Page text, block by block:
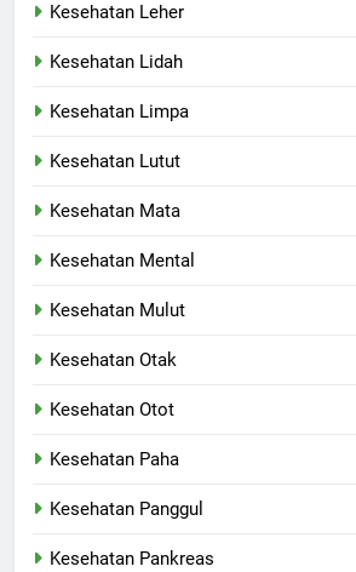
Kesehatan Leher
Kesehatan Lidah
Kesehatan Limpa
Kesehatan Lutut
Kesehatan Mata
Kesehatan Mental
Kesehatan Mulut
Kesehatan Otak
Kesehatan Otot
Kesehatan Paha
Kesehatan Panggul
Kesehatan Pankreas